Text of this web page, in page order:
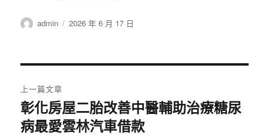
作
admin
發
2026 年 6 月 17 日
章
導
上一篇文章
上
一
彰化房屋二胎改善中醫輔助治療糖尿
病最愛雲林汽車借款